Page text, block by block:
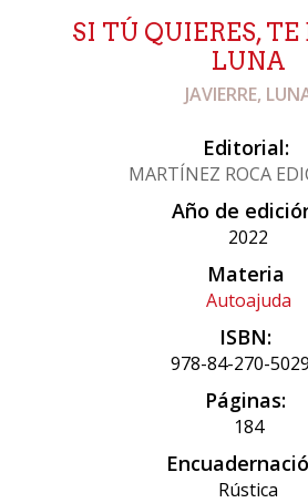
SI TÚ QUIERES,
LUNA
JAVIERRE,
Editorial:
MARTÍNEZ ROCA
Año de
2022
Materia
Autoajuda
ISBN:
978-84-270-
Páginas:
184
Rústica